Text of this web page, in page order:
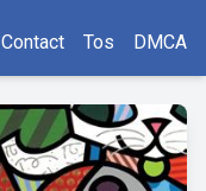
Contact Tos DMCA